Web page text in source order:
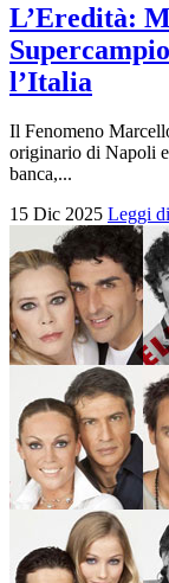
L’Eredità:
l’Italia
Il Fenomeno
originario di Napoli
banca,...
15 Dic 2025 Leggi